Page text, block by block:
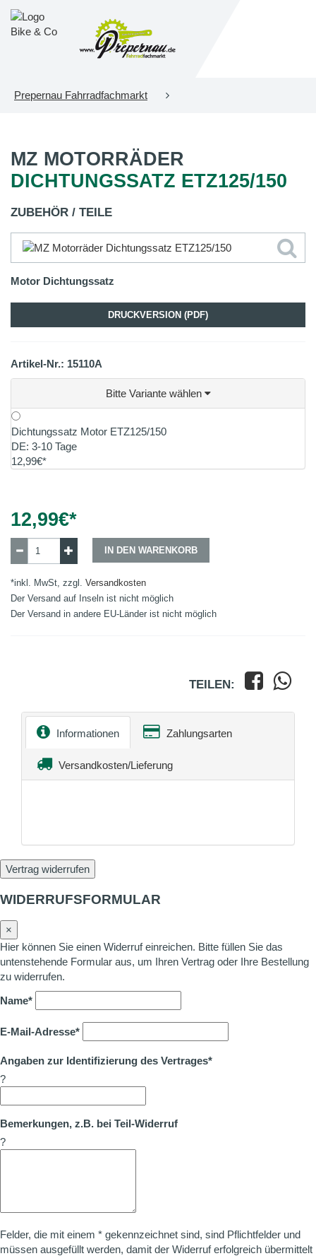
Prepernau Fahrradfachmarkt
MZ MOTORRÄDER
DICHTUNGSSATZ ETZ125/150
ZUBEHÖR / TEILE
Motor Dichtungssatz
DRUCKVERSION (PDF)
Artikel-Nr.: 15110A
Bitte Variante wählen
Dichtungssatz Motor ETZ125/150
DE: 3-10 Tage
12,99€*
12,99€*
IN DEN WARENKORB
*inkl. MwSt, zzgl. Versandkosten
Der Versand auf Inseln ist nicht möglich
Der Versand in andere EU-Länder ist nicht möglich
TEILEN:
Informationen Zahlungsarten
Versandkosten/Lieferung
Vertrag widerrufen
WIDERRUFSFORMULAR
×
Hier können Sie einen Widerruf einreichen. Bitte füllen Sie das
untenstehende Formular aus, um Ihren Vertrag oder Ihre Bestellung
zu widerrufen.
Name*
E-Mail-Adresse*
Angaben zur Identifizierung des Vertrages*
?
Bemerkungen, z.B. bei Teil-Widerruf
?
Felder, die mit einem * gekennzeichnet sind, sind Pflichtfelder und
müssen ausgefüllt werden, damit der Widerruf erfolgreich übermittelt